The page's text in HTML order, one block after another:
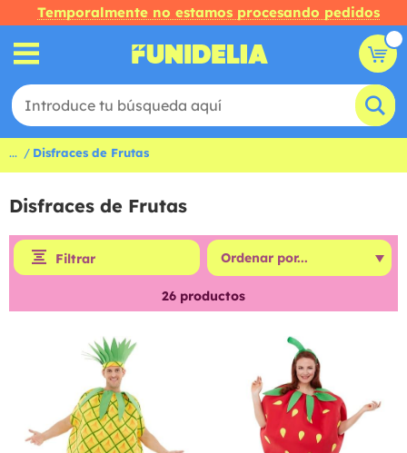
Temporalmente no estamos procesando pedidos
... Disfraces de Frutas
Disfraces de Frutas
Filtrar
26 productos